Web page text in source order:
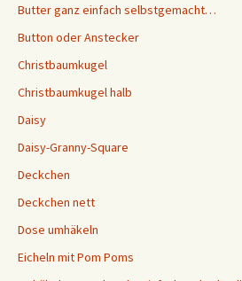
Butter ganz einfach selbstgemacht…
Button oder Anstecker
Christbaumkugel
Christbaumkugel halb
Daisy
Daisy-Granny-Square
Deckchen
Deckchen nett
Dose umhäkeln
Eicheln mit Pom Poms